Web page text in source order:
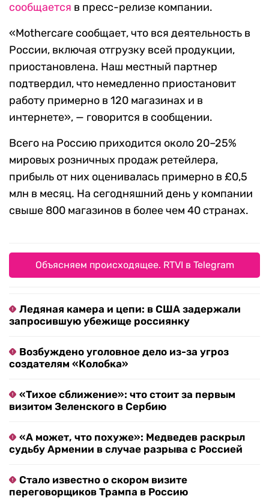
сообщается в пресс-релизе компании.
«Mothercare сообщает, что вся деятельность в
России, включая отгрузку всей продукции,
приостановлена. Наш местный партнер
подтвердил, что немедленно приостановит
работу примерно в 120 магазинах и в
интернете», — говорится в сообщении.
Всего на Россию приходится около 20–25%
мировых розничных продаж ретейлера,
прибыль от них оценивалась примерно в £0,5
млн в месяц. На сегодняшний день у компании
свыше 800 магазинов в более чем 40 странах.
Объясняем происходящее. RTVI в Telegram
Ледяная камера и цепи: в США задержали
запросившую убежище россиянку
Возбуждено уголовное дело из-за угроз
создателям «Колобка»
«Тихое сближение»: что стоит за первым
визитом Зеленского в Сербию
«А может, что похуже»: Медведев раскрыл
судьбу Армении в случае разрыва с Россией
Стало известно о скором визите
переговорщиков Трампа в Россию